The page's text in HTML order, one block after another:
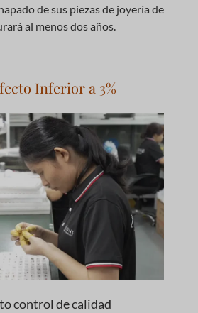
de sus piezas de joyería de
al menos dos años.
Inferior a 3%
control de calidad